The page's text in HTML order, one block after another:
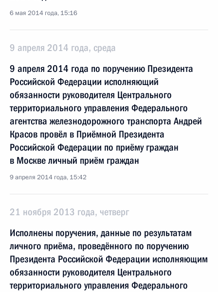
6 мая 2014 года, 15:16
9 апреля 2014 года, среда
9 апреля 2014 года по поручению Президента
Российской Федерации исполняющий
обязанности руководителя Центрального
территориального управления Федерального
агентства железнодорожного транспорта Андрей
Красов провёл в Приёмной Президента
Российской Федерации по приёму граждан
в Москве личный приём граждан
9 апреля 2014 года, 15:42
21 ноября 2013 года, четверг
Исполнены поручения, данные по результатам
личного приёма, проведённого по поручению
Президента Российской Федерации исполняющим
обязанности руководителя Центрального
территориального управления Федерального